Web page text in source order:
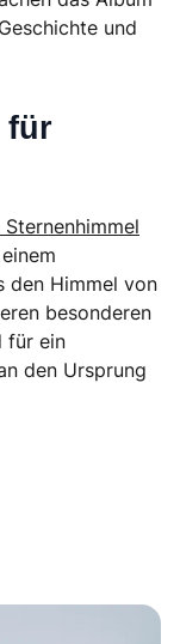
und
für
den Himmel von
besonderen
für ein
den Ursprung